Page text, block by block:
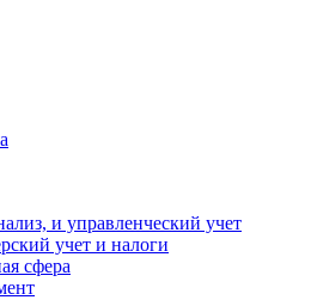
и управленческий учет
учет и налоги
сфера